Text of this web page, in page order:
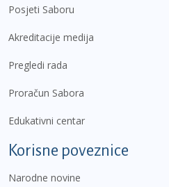
Posjeti Saboru
Akreditacije medija
Pregledi rada
Proračun Sabora
Edukativni centar
Korisne poveznice
Narodne novine